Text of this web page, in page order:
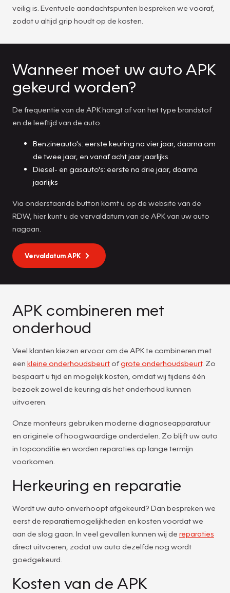
veilig is. Eventuele aandachtspunten bespreken we vooraf,
zodat u altijd grip houdt op de kosten.
Wanneer moet uw auto APK
gekeurd worden?
De frequentie van de APK hangt af van het type brandstof
en de leeftijd van de auto.
Benzineauto's: eerste keuring na vier jaar, daarna om
de twee jaar, en vanaf acht jaar jaarlijks
Diesel- en gasauto's: eerste na drie jaar, daarna
jaarlijks
Via onderstaande button komt u op de website van de
RDW, hier kunt u de vervaldatum van de APK van uw auto
nagaan.
Vervaldatum APK
APK combineren met
onderhoud
Veel klanten kiezen ervoor om de APK te combineren met
een kleine onderhoudsbeurtofgrote onderhoudsbeurt. Zo
bespaart u tijd en mogelijk kosten, omdat wij tijdens één
bezoek zowel de keuring als het onderhoud kunnen
uitvoeren.
Onze monteurs gebruiken moderne diagnoseapparatuur
en originele of hoogwaardige onderdelen. Zo blijft uw auto
in topconditie en worden reparaties op lange termijn
voorkomen.
Herkeuring en reparatie
Wordt uw auto onverhoopt afgekeurd? Dan bespreken we
eerst de reparatiemogelijkheden en kosten voordat we
aan de slag gaan. In veel gevallen kunnen wij de reparaties
direct uitvoeren, zodat uw auto dezelfde nog wordt
goedgekeurd.
Kosten van de APK